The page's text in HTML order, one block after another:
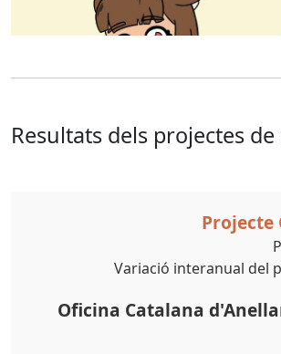
Resultats dels projectes
Variació interanual del
Oficina Catalana